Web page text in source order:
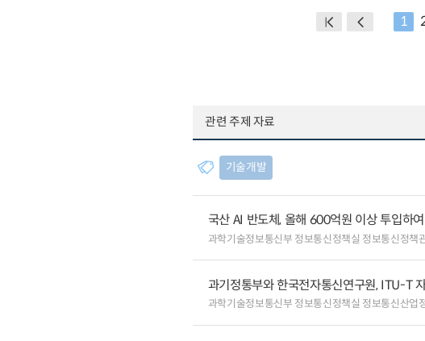
1
관련 주제 자료
기술개발
국산 AI 반도체, 올해 600억원 이상 투입하
과학기술정보통신부 정보통신정책실 정보통신정책
과기정통부와 한국전자통신연구원, ITU-T
과학기술정보통신부 정보통신정책실 정보통신산업